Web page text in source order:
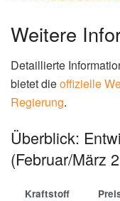
Index
das für die
Mechanismus, um
erhalten. Es ist
immer wieder an die
Gegebenheiten